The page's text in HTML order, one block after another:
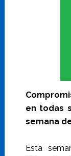
en todas
semana
Esta